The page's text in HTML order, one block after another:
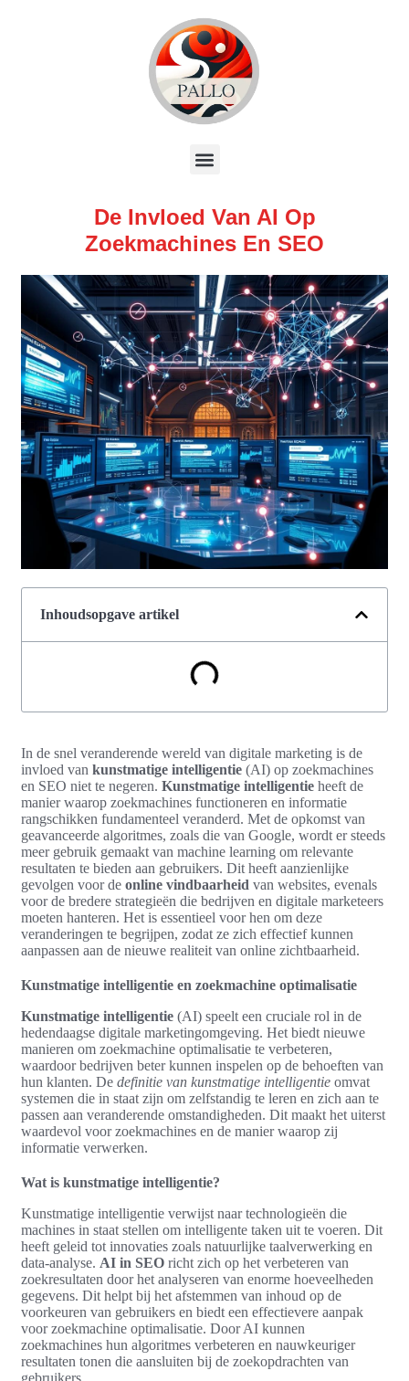
De Invloed Van AI Op
Zoekmachines En SEO
Inhoudsopgave artikel
In de snel veranderende wereld van digitale marketing is de
invloed van kunstmatige intelligentie (AI) op zoekmachines
en SEO niet te negeren. Kunstmatige intelligentie heeft de
manier waarop zoekmachines functioneren en informatie
rangschikken fundamenteel veranderd. Met de opkomst van
geavanceerde algoritmes, zoals die van Google, wordt er steeds
meer gebruik gemaakt van machine learning om relevante
resultaten te bieden aan gebruikers. Dit heeft aanzienlijke
gevolgen voor de online vindbaarheid van websites, evenals
voor de bredere strategieën die bedrijven en digitale marketeers
moeten hanteren. Het is essentieel voor hen om deze
veranderingen te begrijpen, zodat ze zich effectief kunnen
aanpassen aan de nieuwe realiteit van online zichtbaarheid.
Kunstmatige intelligentie en zoekmachine optimalisatie
Kunstmatige intelligentie (AI) speelt een cruciale rol in de
hedendaagse digitale marketingomgeving. Het biedt nieuwe
manieren om zoekmachine optimalisatie te verbeteren,
waardoor bedrijven beter kunnen inspelen op de behoeften van
hun klanten. De definitie van kunstmatige intelligentie omvat
systemen die in staat zijn om zelfstandig te leren en zich aan te
passen aan veranderende omstandigheden. Dit maakt het uiterst
waardevol voor zoekmachines en de manier waarop zij
informatie verwerken.
Wat is kunstmatige intelligentie?
Kunstmatige intelligentie verwijst naar technologieën die
machines in staat stellen om intelligente taken uit te voeren. Dit
heeft geleid tot innovaties zoals natuurlijke taalverwerking en
data-analyse. AI in SEO richt zich op het verbeteren van
zoekresultaten door het analyseren van enorme hoeveelheden
gegevens. Dit helpt bij het afstemmen van inhoud op de
voorkeuren van gebruikers en biedt een effectievere aanpak
voor zoekmachine optimalisatie. Door AI kunnen
zoekmachines hun algoritmes verbeteren en nauwkeuriger
resultaten tonen die aansluiten bij de zoekopdrachten van
gebruikers.